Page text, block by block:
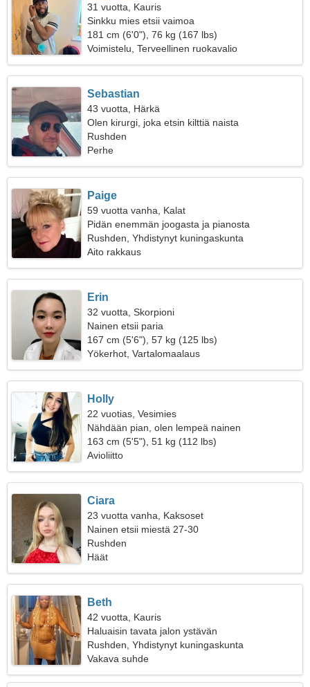
31 vuotta, Kauris
Sinkku mies etsii vaimoa
181 cm (6'0"), 76 kg (167 lbs)
Voimistelu, Terveellinen ruokavalio
Sebastian
43 vuotta, Härkä
Olen kirurgi, joka etsin kilttiä naista
Rushden
Perhe
Paige
59 vuotta vanha, Kalat
Pidän enemmän joogasta ja pianosta
Rushden, Yhdistynyt kuningaskunta
Aito rakkaus
Erin
32 vuotta, Skorpioni
Nainen etsii paria
167 cm (5'6"), 57 kg (125 lbs)
Yökerhot, Vartalomaalaus
Holly
22 vuotias, Vesimies
Nähdään pian, olen lempeä nainen
163 cm (5'5"), 51 kg (112 lbs)
Avioliitto
Ciara
23 vuotta vanha, Kaksoset
Nainen etsii miestä 27-30
Rushden
Häät
Beth
42 vuotta, Kauris
Haluaisin tavata jalon ystävän
Rushden, Yhdistynyt kuningaskunta
Vakava suhde